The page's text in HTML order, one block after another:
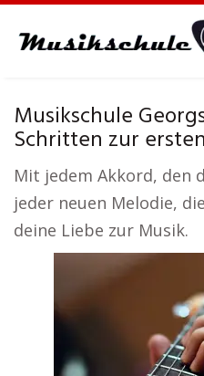
Musikschule
Schritten zur
Mit jedem Akkord, den
jeder neuen Melodie,
deine Liebe zur Musik.